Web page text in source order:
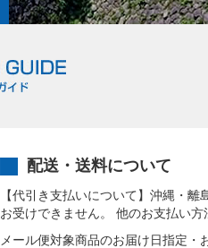
配送・送料について
【代引き支払いについて】沖縄・
お受けできません。 他のお支払い方
メール便対象商品のお届け日指定・